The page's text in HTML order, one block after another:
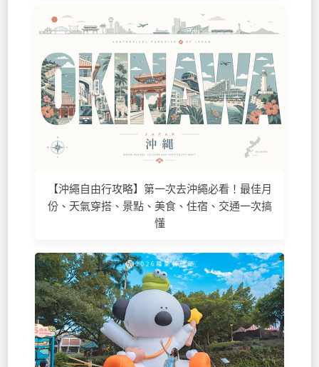
【沖繩自由行攻略】第一次去沖繩必看！最佳月
份、天氣穿搭、景點、美食、住宿、交通一次搞
懂